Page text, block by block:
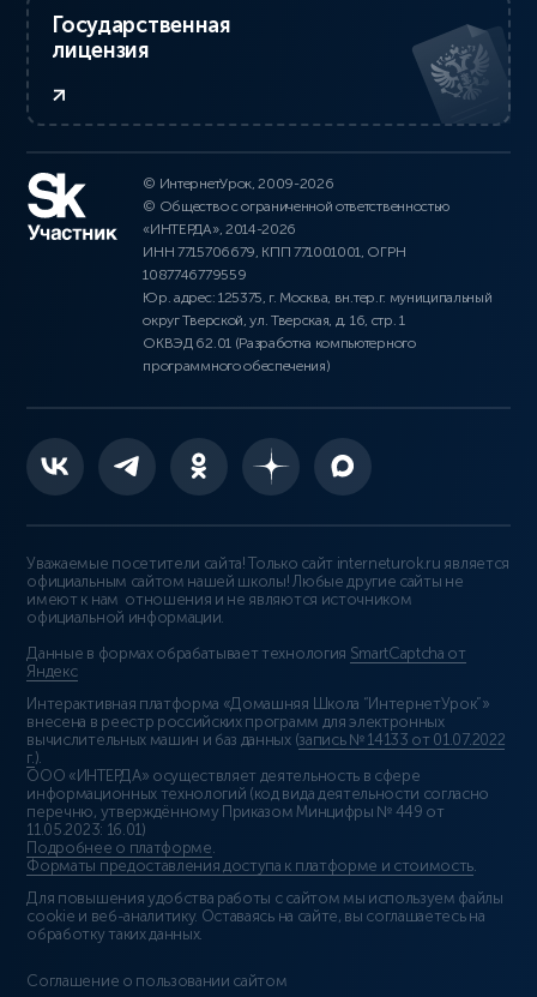
Государственная
лицензия
© ИнтернетУрок, 2009-2026
© Общество с ограниченной ответственностью
«ИНТЕРДА», 2014-2026
ИНН 7715706679, КПП 771001001, ОГРН
1087746779559
Юр. адрес: 125375, г. Москва, вн.тер.г. муниципальный
округ Тверской, ул. Тверская, д. 16, стр. 1
ОКВЭД 62.01 (Разработка компьютерного
программного обеспечения)
Уважаемые посетители сайта! Только сайт interneturok.ru является
официальным сайтом нашей школы! Любые другие сайты не
имеют к нам отношения и не являются источником
официальной информации.
Данные в формах обрабатывает технология SmartCaptcha от
Яндекс
Интерактивная платформа «Домашняя Школа “ИнтернетУрок”»
внесена в реестр российских программ для электронных
вычислительных машин и баз данных (запись № 14133 от 01.07.2022
г.).
ООО «ИНТЕРДА» осуществляет деятельность в сфере
информационных технологий (код вида деятельности согласно
перечню, утверждённому Приказом Минцифры № 449 от
11.05.2023: 16.01)
Подробнее о платформе.
Форматы предоставления доступа к платформе и стоимость.
Для повышения удобства работы с сайтом мы используем файлы
cookie и веб-аналитику. Оставаясь на сайте, вы соглашаетесь на
обработку таких данных.
Соглашение о пользовании сайтом